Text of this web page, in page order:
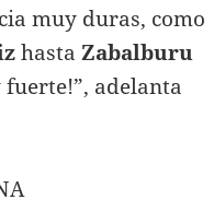
muy duras, como
hastaZabalburu
adelanta